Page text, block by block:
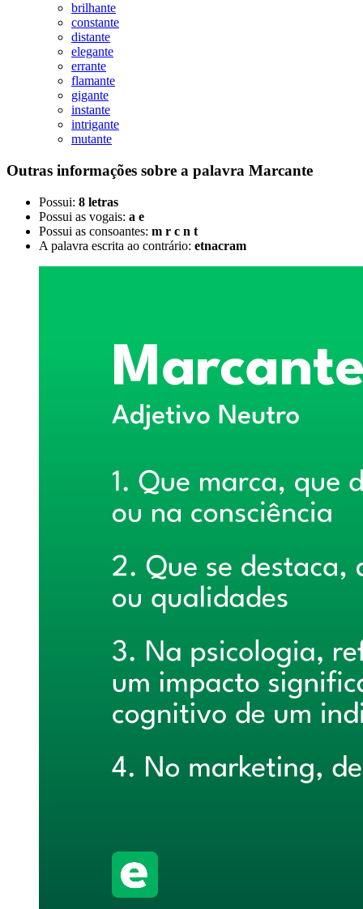
brilhante
constante
distante
elegante
errante
flamante
gigante
instante
intrigante
mutante
Outras informações sobre a palavra Marcante
Possui: 8 letras
Possui as vogais: a e
Possui as consoantes: m r c n t
A palavra escrita ao contrário: etnacram